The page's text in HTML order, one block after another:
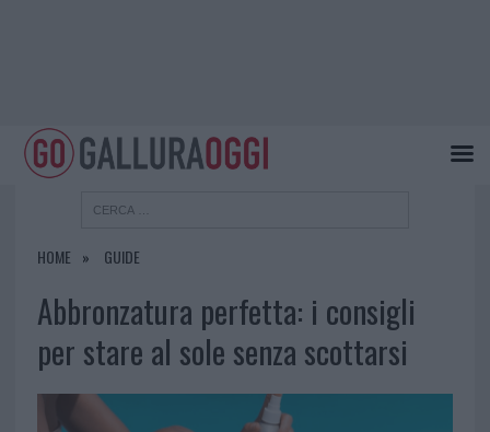
HOME GUIDE
Abbronzatura perfetta: i consigli
per stare al sole senza scottarsi